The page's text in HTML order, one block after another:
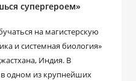
супергероем»
на магистерскую
и системная биология»
Индия. В
одном из крупнейших